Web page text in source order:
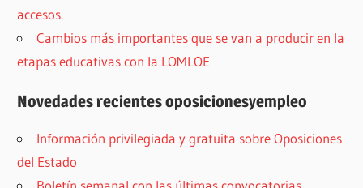
accesos.
Cambios más importantes que se van a producir en la
etapas educativas con la LOMLOE
Novedades recientes oposicionesyempleo
Información privilegiada y gratuita sobre Oposiciones
del Estado